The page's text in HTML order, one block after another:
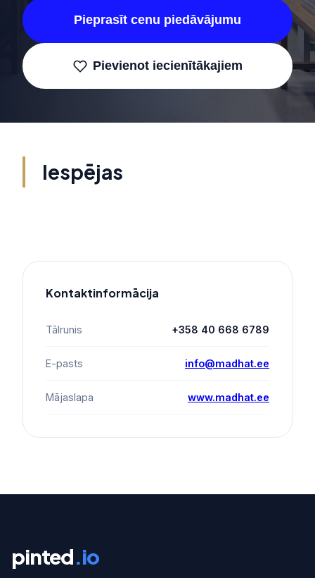
Pieprasīt cenu piedāvājumu
Pievienot iecienītākajiem
Iespējas
Kontaktinformācija
Tālrunis +358 40 668 6789
E-pasts info@madhat.ee
Mājaslapa www.madhat.ee
pinted.io